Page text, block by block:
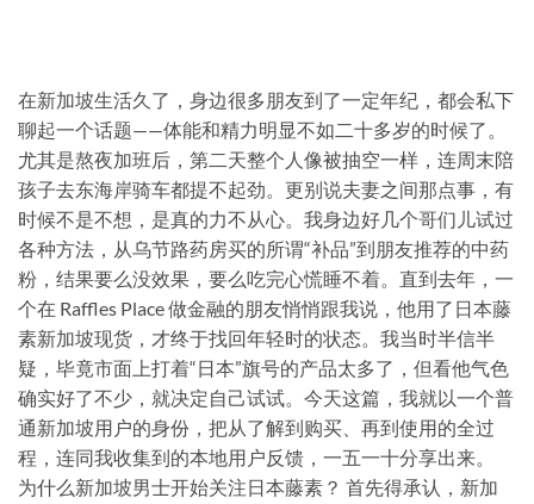
在新加坡生活久了，身边很多朋友到了一定年纪，都会私下
聊起一个话题——体能和精力明显不如二十多岁的时候了。
尤其是熬夜加班后，第二天整个人像被抽空一样，连周末陪
孩子去东海岸骑车都提不起劲。更别说夫妻之间那点事，有
时候不是不想，是真的力不从心。我身边好几个哥们儿试过
各种方法，从乌节路药房买的所谓“补品”到朋友推荐的中药
粉，结果要么没效果，要么吃完心慌睡不着。直到去年，一
个在 Raffles Place 做金融的朋友悄悄跟我说，他用了日本藤
素新加坡现货，才终于找回年轻时的状态。我当时半信半
疑，毕竟市面上打着“日本”旗号的产品太多了，但看他气色
确实好了不少，就决定自己试试。今天这篇，我就以一个普
通新加坡用户的身份，把从了解到购买、再到使用的全过
程，连同我收集到的本地用户反馈，一五一十分享出来。
为什么新加坡男士开始关注日本藤素？ 首先得承认，新加